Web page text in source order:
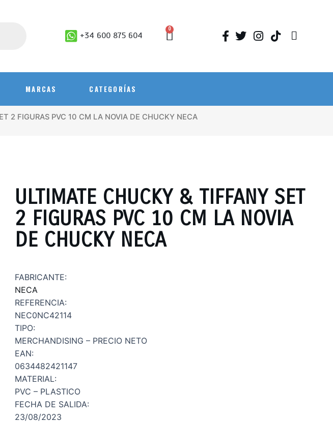
+34 600 875 604
0
MARCAS CATEGORÍAS
2 FIGURAS PVC 10 CM LA NOVIA DE CHUCKY NECA
ULTIMATE CHUCKY & TIFFANY SET
2 FIGURAS PVC 10 CM LA NOVIA
DE CHUCKY NECA
FABRICANTE:
NECA
REFERENCIA:
NEC0NC42114
TIPO:
MERCHANDISING – PRECIO NETO
EAN:
0634482421147
MATERIAL:
PVC – PLASTICO
FECHA DE SALIDA:
23/08/2023